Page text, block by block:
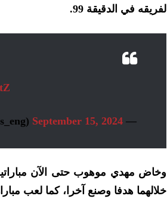
لفريقه في الدقيقة 99.
— RPL Sky (@RPLNews_eng)
September 15, 2024
وخاض مهدي موهوب حتى الآن
خلالهما هدفا وصنع آخرا، كما لعب